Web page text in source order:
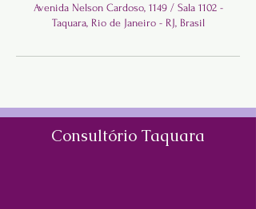
Avenida Nelson Cardoso, 1149 / Sala 1102 -
Taquara, Rio de Janeiro - RJ, Brasil
Consultório Taquara